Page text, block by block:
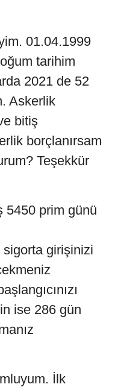
01.04.1999
tarihim
2021 de 52
Askerlik
bitiş
borçlanırsam
Teşekkür
5450 prim günü
girişinizi
ise 286 gün
İlk